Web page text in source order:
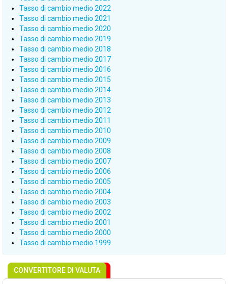
Tasso di cambio medio 2022
Tasso di cambio medio 2021
Tasso di cambio medio 2020
Tasso di cambio medio 2019
Tasso di cambio medio 2018
Tasso di cambio medio 2017
Tasso di cambio medio 2016
Tasso di cambio medio 2015
Tasso di cambio medio 2014
Tasso di cambio medio 2013
Tasso di cambio medio 2012
Tasso di cambio medio 2011
Tasso di cambio medio 2010
Tasso di cambio medio 2009
Tasso di cambio medio 2008
Tasso di cambio medio 2007
Tasso di cambio medio 2006
Tasso di cambio medio 2005
Tasso di cambio medio 2004
Tasso di cambio medio 2003
Tasso di cambio medio 2002
Tasso di cambio medio 2001
Tasso di cambio medio 2000
Tasso di cambio medio 1999
CONVERTITORE DI VALUTA